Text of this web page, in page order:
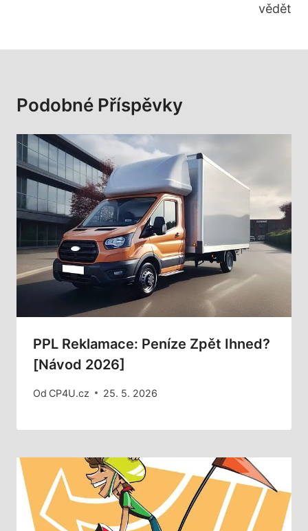
vědět
Podobné Příspěvky
PPL Reklamace: Peníze Zpět Ihned?
[Návod 2026]
Od CP4U.cz 25. 5. 2026